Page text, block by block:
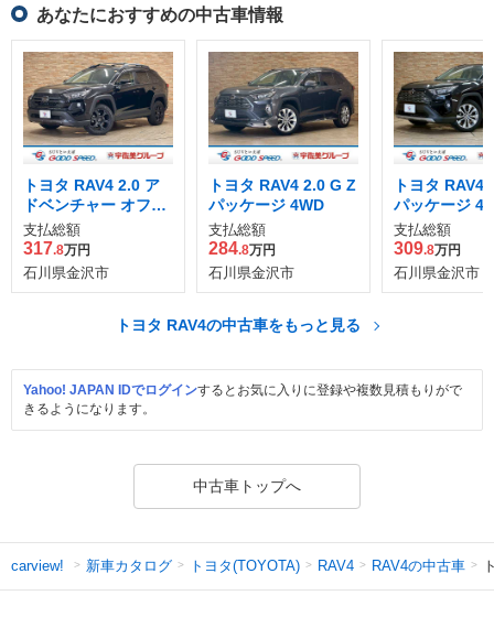
あなたにおすすめの中古車情報
トヨタ RAV4 2.0 ア
ドベンチャー オフロ
ード パッケージ 4W
D
支払総額
317.8万円
石川県金沢市
トヨタ RAV4 2.0 G Z
パッケージ 4WD
支払総額
284.8万円
石川県金沢市
トヨタ RAV4
パッケージ
支払総額
309.8万円
石川県金沢市
トヨタ RAV4の中古車をもっと見る
Yahoo! JAPAN IDでログインするとお気に入りに登録や複数見積もりがで
きるようになります。
中古車トップへ
carview! 新車カタログ トヨタ(TOYOTA) RAV4 RAV4の中古車